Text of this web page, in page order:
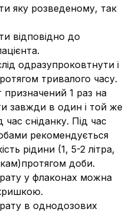
яку розведеному, так
відповідно до
одразупроковтнути і
тривалого часу.
1 раз на
завжди в один і той же
сніданку. Під час
рекомендується
рідини (1, 5-2 літра,
доби.
у флаконах можна
в однодозових